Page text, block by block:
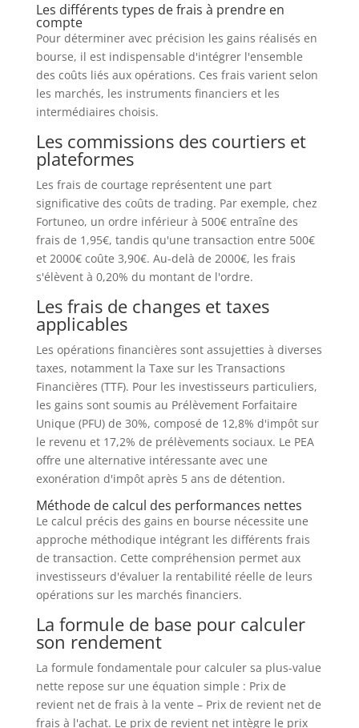
Les différents types de frais à prendre en
compte
Pour déterminer avec précision les gains réalisés en
bourse, il est indispensable d'intégrer l'ensemble
des coûts liés aux opérations. Ces frais varient selon
les marchés, les instruments financiers et les
intermédiaires choisis.
Les commissions des courtiers et
plateformes
Les frais de courtage représentent une part
significative des coûts de trading. Par exemple, chez
Fortuneo, un ordre inférieur à 500€ entraîne des
frais de 1,95€, tandis qu'une transaction entre 500€
et 2000€ coûte 3,90€. Au-delà de 2000€, les frais
s'élèvent à 0,20% du montant de l'ordre.
Les frais de changes et taxes
applicables
Les opérations financières sont assujetties à diverses
taxes, notamment la Taxe sur les Transactions
Financières (TTF). Pour les investisseurs particuliers,
les gains sont soumis au Prélèvement Forfaitaire
Unique (PFU) de 30%, composé de 12,8% d'impôt sur
le revenu et 17,2% de prélèvements sociaux. Le PEA
offre une alternative intéressante avec une
exonération d'impôt après 5 ans de détention.
Méthode de calcul des performances nettes
Le calcul précis des gains en bourse nécessite une
approche méthodique intégrant les différents frais
de transaction. Cette compréhension permet aux
investisseurs d'évaluer la rentabilité réelle de leurs
opérations sur les marchés financiers.
La formule de base pour calculer
son rendement
La formule fondamentale pour calculer sa plus-value
nette repose sur une équation simple : Prix de
revient net de frais à la vente – Prix de revient net de
frais à l'achat. Le prix de revient net intègre le prix